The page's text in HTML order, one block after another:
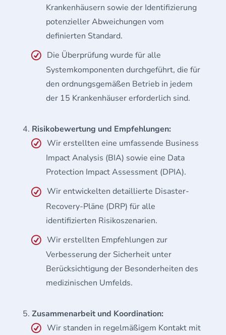
Krankenhäusern sowie der Identifizierung
potenzieller Abweichungen vom
definierten Standard.
Die Überprüfung wurde für alle
Systemkomponenten durchgeführt, die für
den ordnungsgemäßen Betrieb in jedem
der 15 Krankenhäuser erforderlich sind.
Risikobewertung und Empfehlungen:
Wir erstellten eine umfassende Business
Impact Analysis (BIA) sowie eine Data
Protection Impact Assessment (DPIA).
Wir entwickelten detaillierte Disaster-
Recovery-Pläne (DRP) für alle
identifizierten Risikoszenarien.
Wir erstellten Empfehlungen zur
Verbesserung der Sicherheit unter
Berücksichtigung der Besonderheiten des
medizinischen Umfelds.
Zusammenarbeit und Koordination:
Wir standen in regelmäßigem Kontakt mit